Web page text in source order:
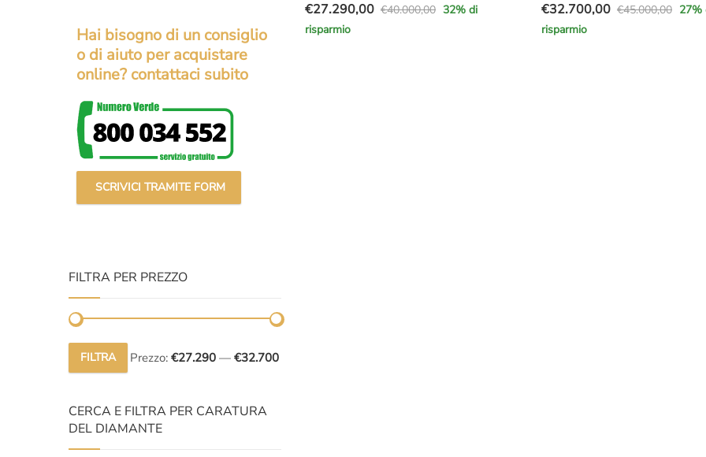
€40.000,00
Il
prezzo
€27.290,00
Il
prezzo
32% di
risparmio
€45.000,00
Il
prezzo
€32.700,00
Il
prezzo
27%
risparmio
Hai bisogno di un consiglio
o di aiuto per acquistare
online? contattaci subito
SCRIVICI TRAMITE FORM
FILTRA PER PREZZO
Prezzo
Prezzo
FILTRA Prezzo: €27.290 — €32.700
CERCA E FILTRA PER CARATURA
DEL DIAMANTE